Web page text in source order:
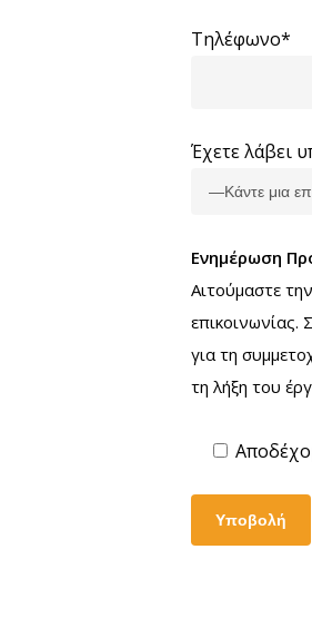
Τηλέφωνο*
Έχετε λάβει
Ενημέρωση
Αιτούμαστε
επικοινωνίας.
για τη
τη λήξη του